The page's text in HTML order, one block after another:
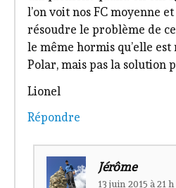
l’on voit nos FC moyenne
résoudre le problème de
le même hormis qu’elle est
Polar, mais pas la solution
Lionel
Répondre
Jérôme
13 juin 2015 à 21